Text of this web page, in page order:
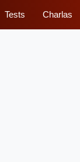
Tests Charlas